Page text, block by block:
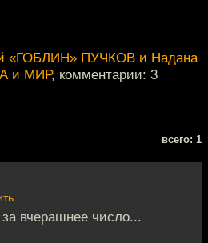
«ГОБЛИН» ПУЧКОВ и Надана
и МИР, комментарии: 3
всего: 1
вчерашнее число...